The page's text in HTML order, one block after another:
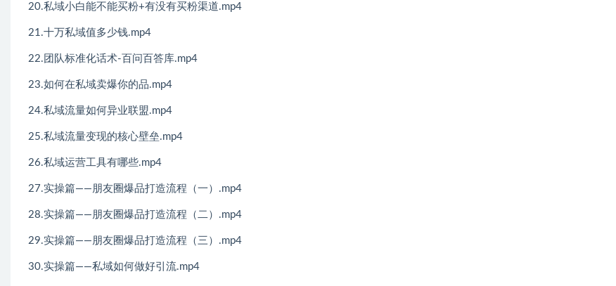
20.私域小白能不能买粉+有没有买粉渠道.mp4
21.十万私域值多少钱.mp4
22.团队标准化话术-百问百答库.mp4
23.如何在私域卖爆你的品.mp4
24.私域流量如何异业联盟.mp4
25.私域流量变现的核心壁垒.mp4
26.私域运营工具有哪些.mp4
27.实操篇——朋友圈爆品打造流程（一）.mp4
28.实操篇——朋友圈爆品打造流程（二）.mp4
29.实操篇——朋友圈爆品打造流程（三）.mp4
30.实操篇——私域如何做好引流.mp4